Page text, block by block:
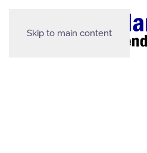
Skip to main content